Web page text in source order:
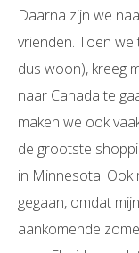
Daarna zijn we
vrienden. Toen
dus woon), kreeg
naar Canada te
maken we ook
de grootste
in Minnesota. Ook
gegaan, omdat
aankomende